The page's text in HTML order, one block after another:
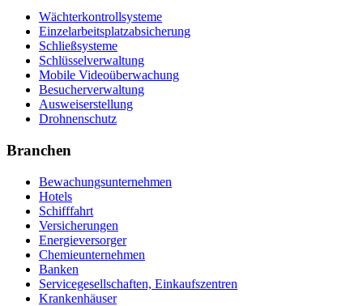
Wächterkontrollsysteme
Einzelarbeitsplatzabsicherung
Schließsysteme
Schlüsselverwaltung
Mobile Videoüberwachung
Besucherverwaltung
Ausweiserstellung
Drohnenschutz
Branchen
Bewachungsunternehmen
Hotels
Schifffahrt
Versicherungen
Energieversorger
Chemieunternehmen
Banken
Servicegesellschaften, Einkaufszentren
Krankenhäuser